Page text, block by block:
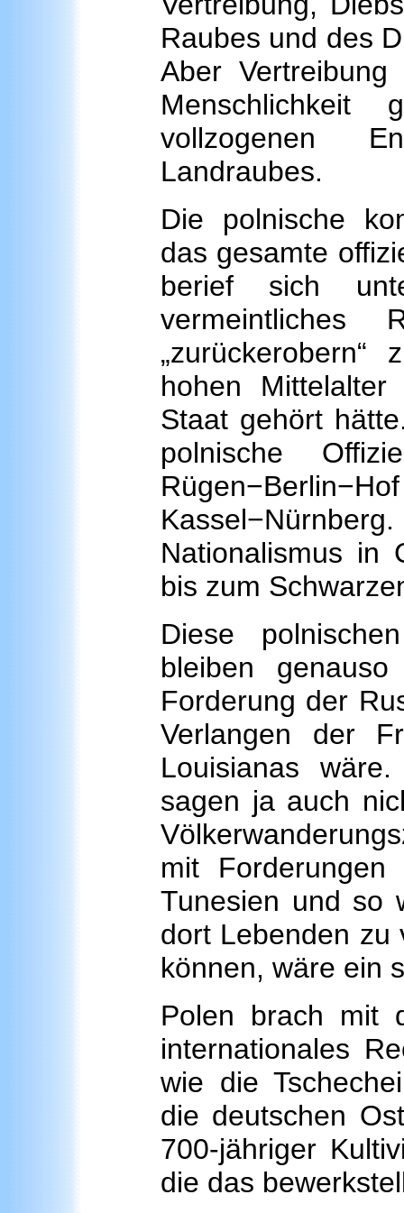
Raubes und des
Aber
vollzogenen
Landraubes.
Die polnische
das gesamte
berief sich
vermeintliches
hohen
Staat gehört
polnische
Nationalismus in
bis zum
Diese
bleiben
Forderung der
Verlangen der
Louisianas
sagen ja auch
mit
Tunesien und so
dort Lebenden zu
können, wäre ein
Polen brach mit
internationales
wie die
die deutschen
700-jähriger
die das